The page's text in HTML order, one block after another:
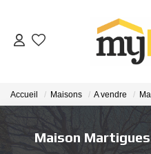
Accueil Maisons A vendre
Maison